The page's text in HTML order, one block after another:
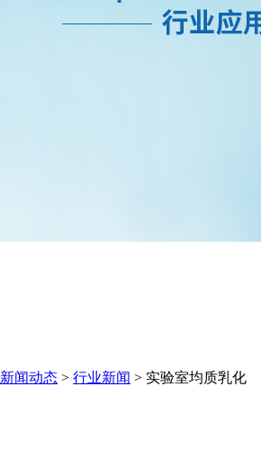
新闻动态 > 行业新闻 > 实验室均质乳化